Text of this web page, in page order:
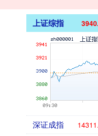
上证综指
深证成指